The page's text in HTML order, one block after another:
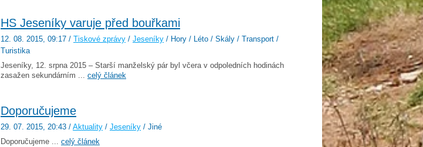
HS Jeseníky varuje před bouřkami
12. 08. 2015, 09:17 / Tiskové zprávy / Jeseníky / Hory / Léto / Skály / Transport /
Turistika
Jeseníky, 12. srpna 2015 – Starší manželský pár byl včera v odpoledních hodinách
zasažen sekundárním ... celý článek
Doporučujeme
29. 07. 2015, 20:43 / Aktuality / Jeseníky / Jiné
Doporučujeme ... celý článek